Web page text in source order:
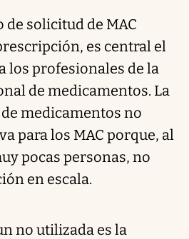
de solicitud de MAC
es central el
los profesionales de la
de medicamentos. La
medicamentos no
para los MAC porque, al
pocas personas, no
en escala.
no utilizada es la